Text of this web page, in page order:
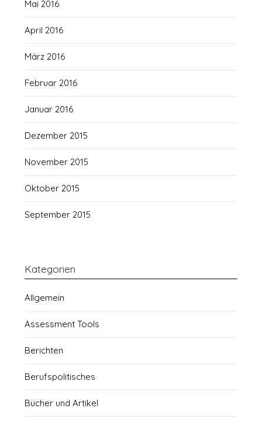
Mai 2016
April 2016
März 2016
Februar 2016
Januar 2016
Dezember 2015
November 2015
Oktober 2015
September 2015
Kategorien
Allgemein
Assessment Tools
Berichten
Berufspolitisches
Bücher und Artikel